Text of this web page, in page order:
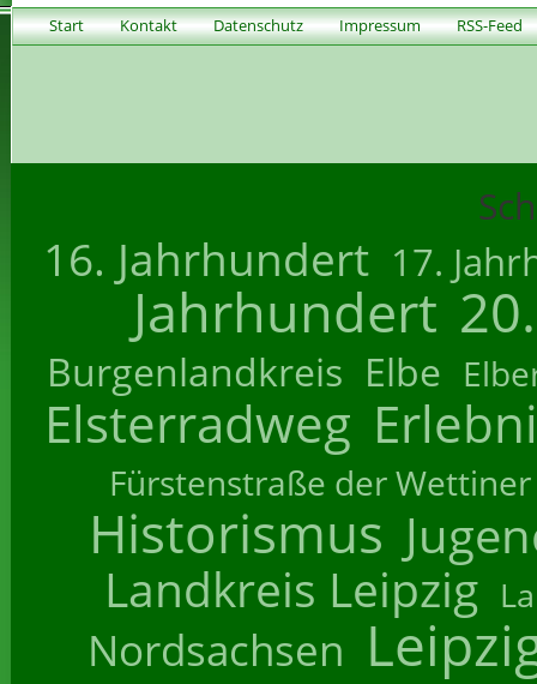
Start Kontakt Datenschutz Impressum RSS-Feed
16. Jahrhundert 17.
Jahrhundert
Burgenlandkreis Elbe
Elsterradweg
Fürstenstraße der Wettiner
Historismus
Landkreis Leipzig
Nordsachsen